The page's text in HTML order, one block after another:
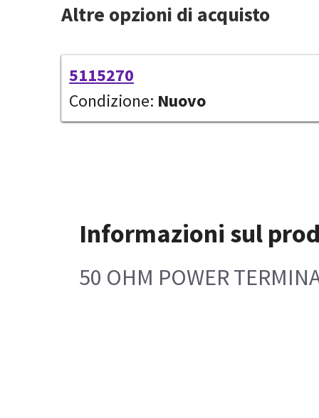
Altre opzioni di acquisto
5115270
Condizione: Nuovo
Informazioni sul
50 OHM POWER